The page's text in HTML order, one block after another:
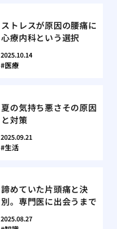
ストレスが原因の腰痛に
心療内科という選択
2025.10.14
医療
夏の気持ち悪さその原因
と対策
2025.09.21
生活
諦めていた片頭痛と決
別。専門医に出会うまで
2025.08.27